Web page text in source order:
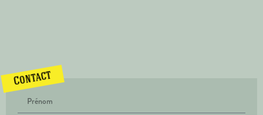
Contact